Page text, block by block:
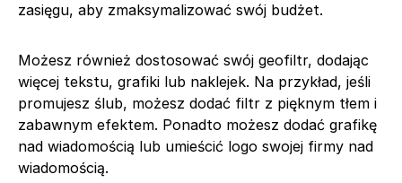
zasięgu, aby zmaksymalizować swój budżet.
Możesz również dostosować swój geofiltr, dodając
więcej tekstu, grafiki lub naklejek. Na przykład, jeśli
promujesz ślub, możesz dodać filtr z pięknym tłem i
zabawnym efektem. Ponadto możesz dodać grafikę
nad wiadomością lub umieścić logo swojej firmy nad
wiadomością.